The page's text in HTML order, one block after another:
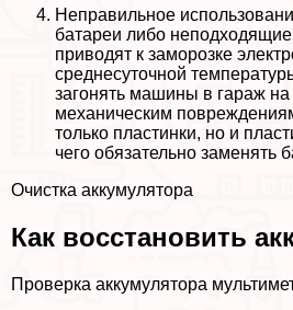
Неправильное
батареи либо
приводят к заморозке
среднесуточной
загонять машины в гараж на
механическим
только пластинки, но и
чего обязательно заменять
Очистка аккумулятора
Как восстановить
Проверка аккумулятора